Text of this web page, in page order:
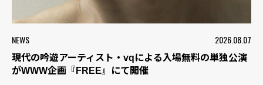
NEWS 2026.08.07
現代の吟遊アーティスト・vqによる入場無料の単独公演
がWWW企画『FREE』にて開催